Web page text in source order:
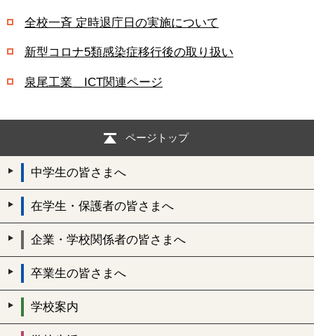
全校一斉 定時退庁日の実施について
新型コロナ5類感染症移行後の取り扱い
泉尾工業＿ICT関連ページ
ページトップ
中学生の皆さまへ
在学生・保護者の皆さまへ
企業・学校関係者の皆さまへ
卒業生の皆さまへ
学校案内